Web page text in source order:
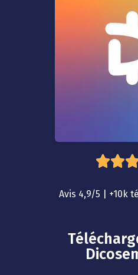

Avis 4,9/5 | +10k